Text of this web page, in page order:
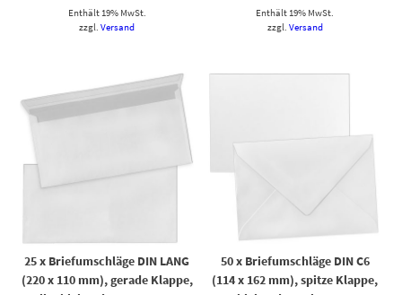
Enthält 19% MwSt.
zzgl.Versand
Enthält 19% MwSt.
zzgl. Versand
25 x Briefumschläge DIN LANG
(220 x 110 mm), gerade Klappe,
50 x Briefumschläge DIN C6
(114 x 162 mm), spitze Klappe,